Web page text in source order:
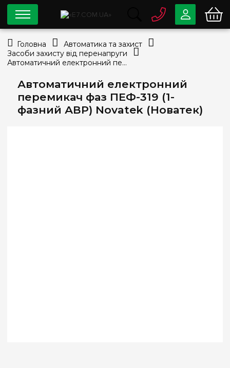
Автоматичний електронний
перемикач фаз ПЕФ-319 (1-
фазний АВР) Novatek (Новатек)
0 800 33-63-07
info@e7.com.ua
Viber Telegram
Головна
Автоматика та захист
Засоби захисту від перенапруги
Автоматичний електронний перемикач фаз ПЕФ-319 (1-фазний АВР) Novatek (Новатек)